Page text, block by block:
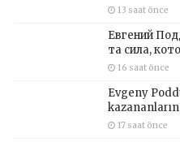
13 saat önce
Евгений
та сила,
16 saat önce
Evgeny
17 saat önce